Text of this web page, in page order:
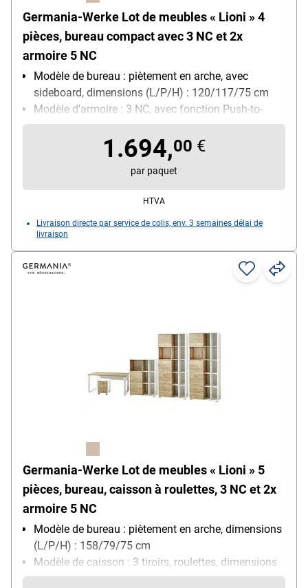
Germania-Werke Lot de meubles « Lioni » 4
pièces, bureau compact avec 3 NC et 2x
armoire 5 NC
Modèle de bureau : piètement en arche, avec
sideboard, dimensions (L/P/H) : 120/117/75 cm
Modèle d'armoire : 3 NC, avec fonction Push-to-
open, 7 compartiments de rangement, étagères
fixes et réglables, dimensions (L/P/H) : 85/40/120
cm) + 2x armoire (5 NC, fonction Push-to-open, 11
compartiments de rangements ouverts, étagères
fixes et réglables, dimensions (L/P/H) : 85/40/197
1.694,00 €
par paquet
HTVA
Livraison directe par service de colis, env. 3 semaines délai de
livraison
Germania-Werke Lot de meubles « Lioni » 5
pièces, bureau, caisson à roulettes, 3 NC et 2x
armoire 5 NC
Modèle de bureau : piètement en arche, dimensions
(L/P/H) : 158/79/75 cm
Modèle de caisson : 3 tiroirs, roulettes, dimensions
(L/P/H) : 40/49/57 cm